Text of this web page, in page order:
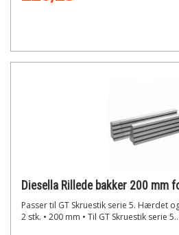
Passer til GT Skruestik serie 5. Hærdet
2 stk. • 200 mm • Til GT Skruestik serie 5...